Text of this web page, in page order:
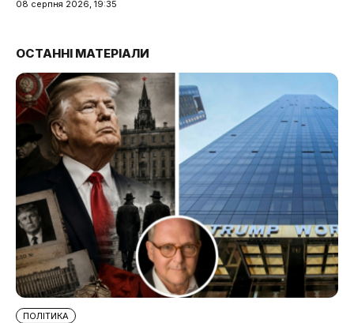
08 серпня 2026, 19:35
ОСТАННІ МАТЕРІАЛИ
ПОЛІТИКА